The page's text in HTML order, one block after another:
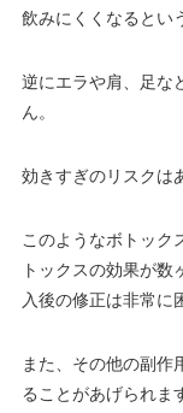
飲みにくくなるとい
逆にエラや肩、足な
ん。
効きすぎのリスクは
このようなボトック
トックスの効果が
入後の修正は非常に
また、その他の副作
ることがあげられま